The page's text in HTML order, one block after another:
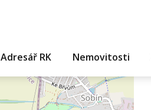
Adresář RK Nemovitosti